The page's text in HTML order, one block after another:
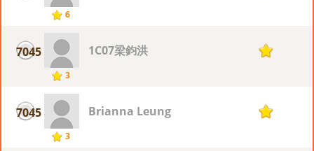
6
7045
3
1C07梁鈞洪 1
7045
3
Brianna Leung 1